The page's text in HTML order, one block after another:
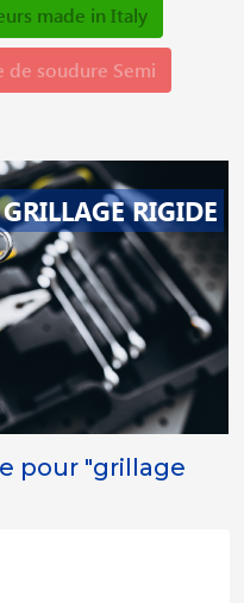
made in Italy
de soudure Semi
RIGIDE
pour "grillage